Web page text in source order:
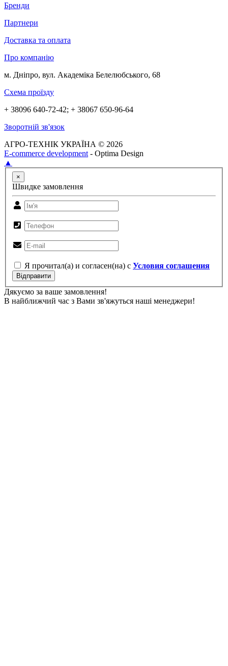
Бренди
Партнери
Доставка та оплата
Про компанію
м. Дніпро, вул. Академіка Белелюбського, 68
Схема проїзду
+ 38096 640-72-42; + 38067 650-96-64
Зворотній зв'язок
АГРО-ТЕХНІК УКРАЇНА © 2026
E-commerce development - Optima Design
▲
×
Швидке замовлення
Я прочитал(а) и согласен(на) с Условия соглашения
Відправити
Дякуємо за ваше замовлення!
В найближчий час з Вами зв'яжуться наші менеджери!